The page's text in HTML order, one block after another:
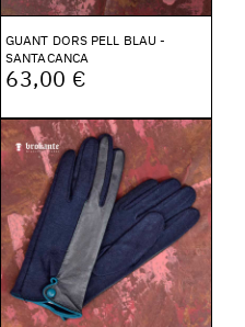
GUANT DORS PELL BLAU -
SANTACANCA
63,00 €